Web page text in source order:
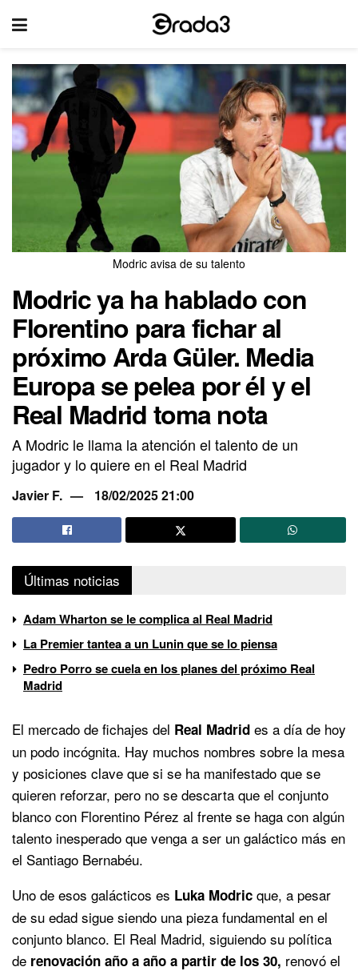
Modric avisa de su talento
Modric ya ha hablado con
Florentino para fichar al
próximo Arda Güler. Media
Europa se pelea por él y el
Real Madrid toma nota
A Modric le llama la atención el talento de un
jugador y lo quiere en el Real Madrid
Javier F. 18/02/2025 21:00
Últimas noticias
Adam Wharton se le complica al Real Madrid
La Premier tantea a un Lunin que se lo piensa
Pedro Porro se cuela en los planes del próximo Real
Madrid
El mercado de fichajes del Real Madrid es a día de hoy
un podo incógnita. Hay muchos nombres sobre la mesa
y posiciones clave que si se ha manifestado que se
quieren reforzar, pero no se descarta que el conjunto
blanco con Florentino Pérez al frente se haga con algún
talento inesperado que venga a ser un galáctico más en
el Santiago Bernabéu.
Uno de esos galácticos es Luka Modric que, a pesar
de su edad sigue siendo una pieza fundamental en el
conjunto blanco. El Real Madrid, siguiendo su política
de renovación año a año a partir de los 30, renovó el